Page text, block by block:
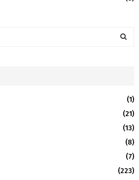
R
(1)
(21)
(13)
(8)
(7)
(223)